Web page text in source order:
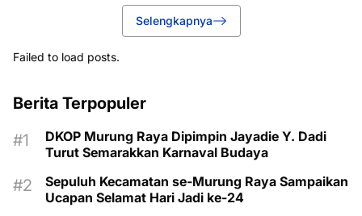
Selengkapnya
Failed to load posts.
Berita Terpopuler
DKOP Murung Raya Dipimpin Jayadie Y. Dadi
Turut Semarakkan Karnaval Budaya
Sepuluh Kecamatan se-Murung Raya Sampaikan
Ucapan Selamat Hari Jadi ke-24